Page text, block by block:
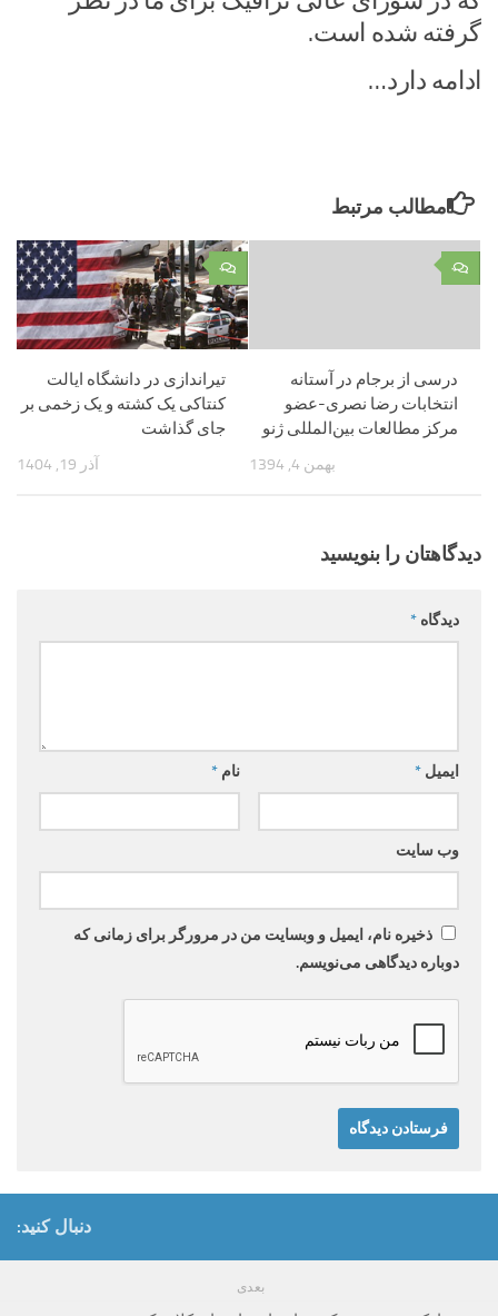
گرفته شده است.
ادامه دارد…
مطالب مرتبط
۰
تیراندازی در دانشگاه ایالت
کنتاکی یک کشته و یک زخمی بر
جای گذاشت
آذر 19, 1404
۰
درسی از برجام در آستانه
انتخابات رضا نصری-عضو
مرکز مطالعات بین‌المللی ژنو
بهمن 4, 1394
دیدگاهتان را بنویسید
دیدگاه *
نام * ایمیل *
وب‌ سایت
ذخیره نام، ایمیل و وبسایت من در مرورگر برای زمانی که
دوباره دیدگاهی می‌نویسم.
دنبال کنید:
بعدی